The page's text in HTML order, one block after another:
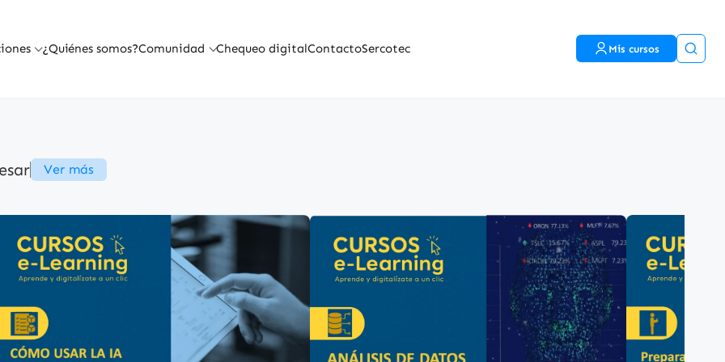
¿Quiénes somos?Comunidad Chequeo digitalContactoSercotec Mis cursos
Ver más